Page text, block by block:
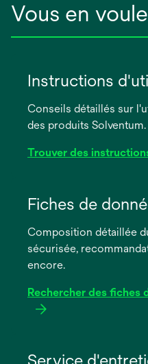
Vous en
Instructions
Conseils détaillés sur
des produits Solventum.
Trouver des
dans
nouvel
onglet
Fiches de
Composition détaillée
sécurisée,
encore.
Rechercher des fiches
dansService